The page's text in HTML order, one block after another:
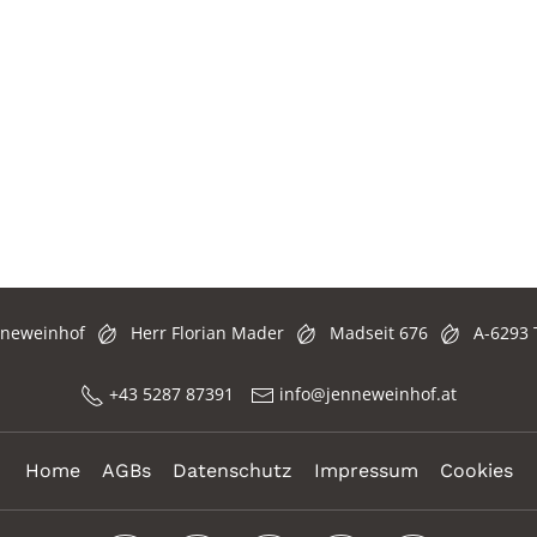
Herr Florian Mader Madseit 676 A-6293
+43 5287 87391 info@jenneweinhof.at
Home AGBs Datenschutz Impressum Cookies